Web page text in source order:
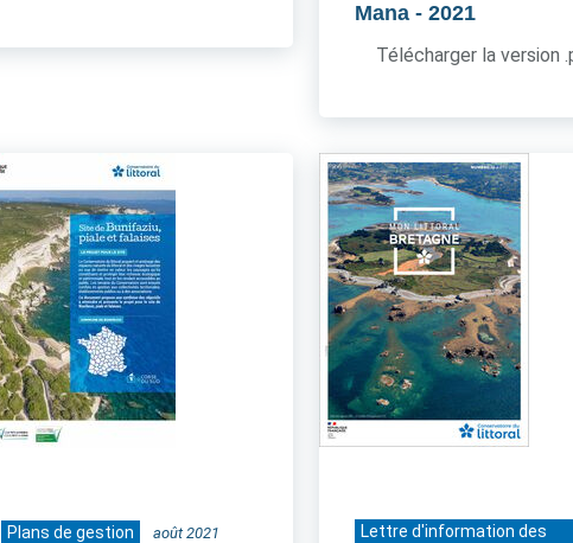
Mana - 2021
Télécharger la version
Plans de gestion août 2021
Lettre d'information des